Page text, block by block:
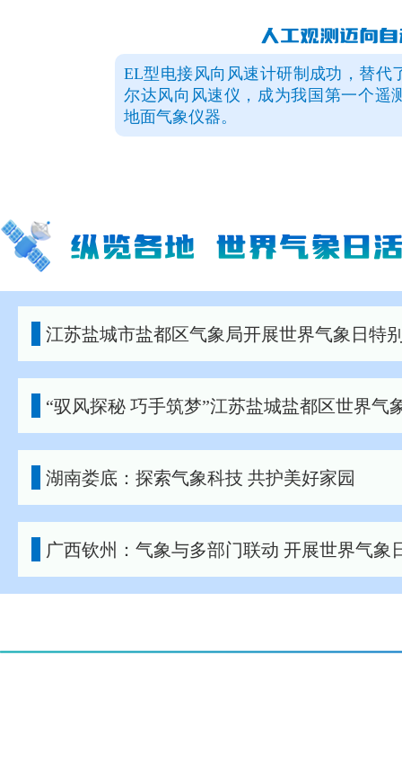
人工观测迈向
EL型电接风向风速计研制成功，替代
尔达风向风速仪，成为我国第一个遥
地面气象仪器。
第一个内陆型全球大气
世界第一个内陆型全球大气基准观测
立，它的建成有助于全球大气观测事
江苏盐城市盐都区气象局开展世界气象日特
“驭风探秘 巧手筑梦”江苏盐城盐都区世界气
湖南娄底：探索气象科技 共护美好家园
广西钦州：气象与多部门联动 开展世界气象